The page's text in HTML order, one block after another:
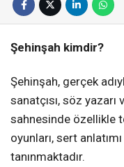
Şehinşah kimdir?
Şehinşah, gerçek
sanatçısı, söz
sahnesinde özellikle
oyunları, sert
tanınmaktadır.